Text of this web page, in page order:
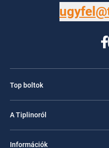
Top boltok
A Tiplinoról
Információk